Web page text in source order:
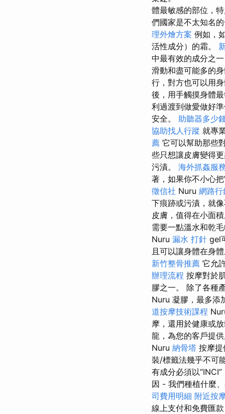
體最敏感的部位，
們國家是不太知名
理外燴方案 例如，
活性成分）的霜。
中最有效的成分之
滑動和盡可能多的
行，對方也可以用
後，用手觸摸身體
利過渡到做愛做好
安全。 助聽器多少
協助找人行蹤 就專
薦 它可以幫助那些
些只想讓皮膚變得
污漬。 海外抓姦服
著，如果你不小心
徵信社 Nuru 網路
下痕跡或污漬，就
皮膚，值得在小面
需要一點溫水和乾
Nuru 漏水 打針 gel
且可以讓身體在身
新竹整骨推薦 它允
辦理流程 按摩對於
膠之一。 除了各種
Nuru 凝膠，最多添
道按摩技術課程
摩，還用於健康或
龍，為您的客戶提
Nuru 納骨塔 按摩
裝/標籤法幾乎不可
有成分必須以
因 - 我們種植什麼
司費用明細 附近按
線上支付和免費匯